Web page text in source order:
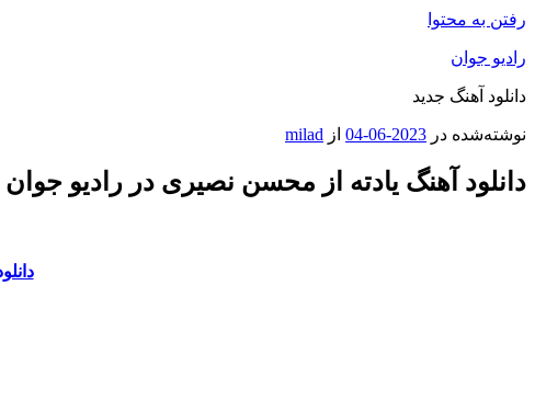
رفتن به محتوا
رادیو جوان
دانلود آهنگ جدید
نوشته‌شده در 2023-06-04 از milad
دانلود آهنگ یادته از محسن نصیری در رادیو جوان